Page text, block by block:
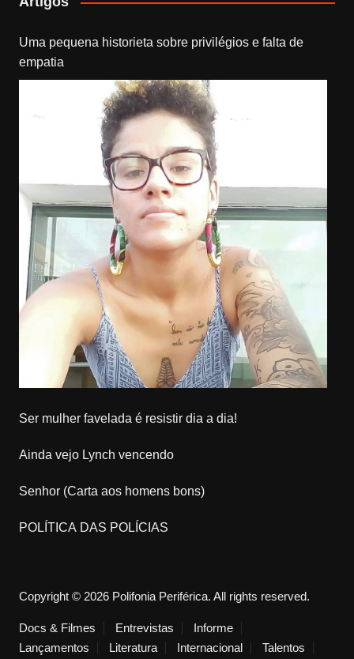
Uma pequena historieta sobre privilégios e falta de
empatia
Ser mulher favelada é resistir dia a dia!
Ainda vejo Lynch vencendo
Senhor (Carta aos homens bons)
POLÍTICA DAS POLÍCIAS
Copyright © 2026 Polifonia Periférica. All rights reserved.
Docs & Filmes Entrevistas
Informe
Lançamentos
Literatura Internacional Talentos